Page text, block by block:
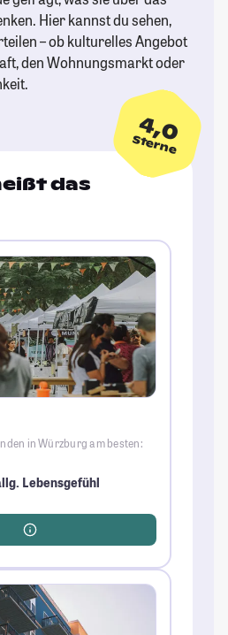
Hier kannst du sehen,
– ob kulturelles Angebot
den Wohnungsmarkt oder
4,0
Sterne
das
in Würzburg am besten:
Lebensgefühl